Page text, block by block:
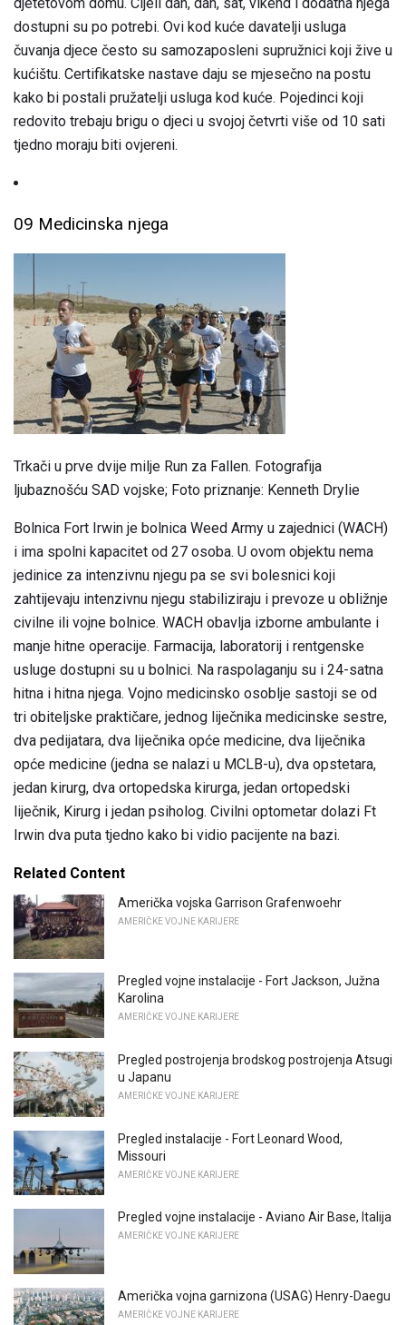
dostupni su po potrebi. Ovi kod kuće davatelji usluga
čuvanja djece često su samozaposleni supružnici koji žive u
kućištu. Certifikatske nastave daju se mjesečno na postu
kako bi postali pružatelji usluga kod kuće. Pojedinci koji
redovito trebaju brigu o djeci u svojoj četvrti više od 10 sati
tjedno moraju biti ovjereni.
09 Medicinska njega
Trkači u prve dvije milje Run za Fallen. Fotografija
ljubaznošću SAD vojske; Foto priznanje: Kenneth Drylie
Bolnica Fort Irwin je bolnica Weed Army u zajednici (WACH)
i ima spolni kapacitet od 27 osoba. U ovom objektu nema
jedinice za intenzivnu njegu pa se svi bolesnici koji
zahtijevaju intenzivnu njegu stabiliziraju i prevoze u obližnje
civilne ili vojne bolnice. WACH obavlja izborne ambulante i
manje hitne operacije. Farmacija, laboratorij i rentgenske
usluge dostupni su u bolnici. Na raspolaganju su i 24-satna
hitna i hitna njega. Vojno medicinsko osoblje sastoji se od
tri obiteljske praktičare, jednog liječnika medicinske sestre,
dva pedijatara, dva liječnika opće medicine, dva liječnika
opće medicine (jedna se nalazi u MCLB-u), dva opstetara,
jedan kirurg, dva ortopedska kirurga, jedan ortopedski
liječnik, Kirurg i jedan psiholog. Civilni optometar dolazi Ft
Irwin dva puta tjedno kako bi vidio pacijente na bazi.
Related Content
Američka vojska Garrison Grafenwoehr
AMERIČKE VOJNE KARIJERE
Pregled vojne instalacije - Fort Jackson, Južna
Karolina
AMERIČKE VOJNE KARIJERE
Pregled postrojenja brodskog postrojenja Atsugi
u Japanu
AMERIČKE VOJNE KARIJERE
Pregled instalacije - Fort Leonard Wood,
Missouri
AMERIČKE VOJNE KARIJERE
Pregled vojne instalacije - Aviano Air Base, Italija
AMERIČKE VOJNE KARIJERE
Američka vojna garnizona (USAG) Henry-Daegu
AMERIČKE VOJNE KARIJERE